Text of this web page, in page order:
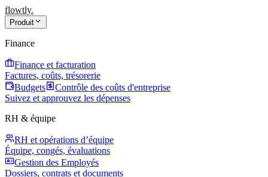
flowtly.
Produit
Finance
Finance et facturation
Factures, coûts, trésorerie
Budgets
Contrôle des coûts d'entreprise
Suivez et approuvez les dépenses
RH & équipe
RH et opérations d’équipe
Équipe, congés, évaluations
Gestion des Employés
Dossiers, contrats et documents